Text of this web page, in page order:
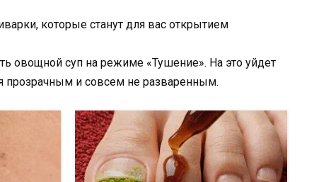
овощной суп на режиме «Тушение». На это уйдет
прозрачным и совсем не разваренным.